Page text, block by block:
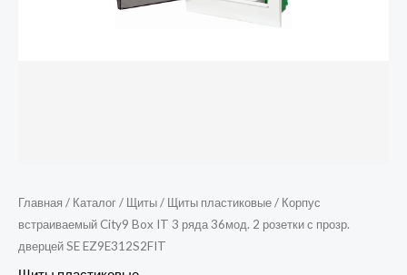
Главная / Каталог/ Щиты/ Щиты пластиковые/ Корпус
встраиваемый City9 Box IT 3 ряда 36мод. 2 розетки с прозр.
дверцей SE EZ9E312S2FIT